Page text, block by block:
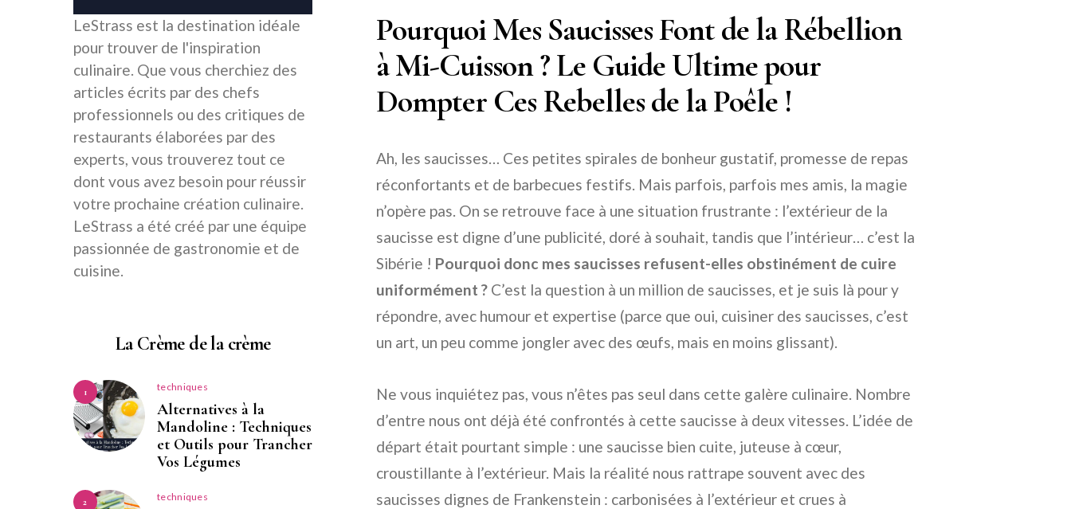
Pourquoi Mes Saucisses Font de la Rébellion
à Mi-Cuisson ? Le Guide Ultime pour
Dompter Ces Rebelles de la Poêle !
Ah, les saucisses… Ces petites spirales de bonheur gustatif, promesse de repas
réconfortants et de barbecues festifs. Mais parfois, parfois mes amis, la magie
n’opère pas. On se retrouve face à une situation frustrante : l’extérieur de la
saucisse est digne d’une publicité, doré à souhait, tandis que l’intérieur… c’est la
Sibérie ! Pourquoi donc mes saucisses refusent-elles obstinément de cuire
uniformément ? C’est la question à un million de saucisses, et je suis là pour y
répondre, avec humour et expertise (parce que oui, cuisiner des saucisses, c’est
un art, un peu comme jongler avec des œufs, mais en moins glissant).
Ne vous inquiétez pas, vous n’êtes pas seul dans cette galère culinaire. Nombre
d’entre nous ont déjà été confrontés à cette saucisse à deux vitesses. L’idée de
départ était pourtant simple : une saucisse bien cuite, juteuse à cœur,
croustillante à l’extérieur. Mais la réalité nous rattrape souvent avec des
saucisses dignes de Frankenstein : carbonisées à l’extérieur et crues à
LeStrass est la destination idéale
pour trouver de l'inspiration
culinaire. Que vous cherchiez des
articles écrits par des chefs
professionnels ou des critiques de
restaurants élaborées par des
experts, vous trouverez tout ce
dont vous avez besoin pour réussir
votre prochaine création culinaire.
LeStrass a été créé par une équipe
passionnée de gastronomie et de
cuisine.
La Crème de la crème
1 techniques
Alternatives à la
Mandoline : Techniques
et Outils pour Trancher
Vos Légumes
2 techniques